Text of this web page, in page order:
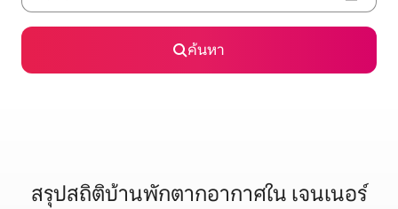
ค้นหา
สรุปสถิติบ้านพักตากอากาศใน เจนเนอร์